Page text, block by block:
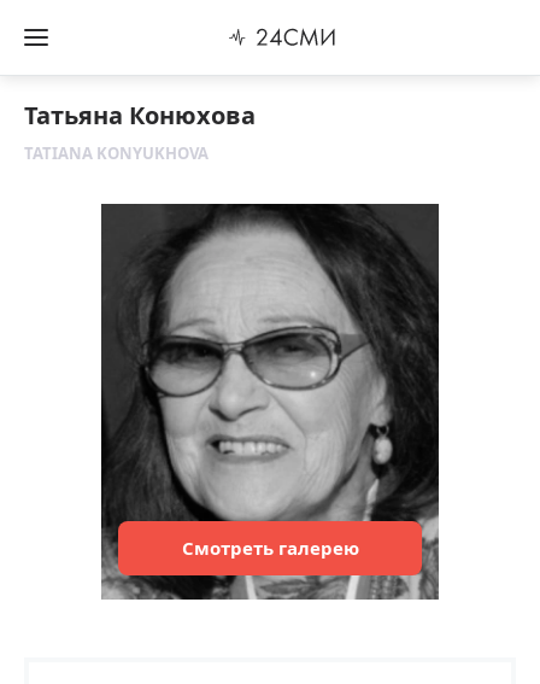
Татьяна Конюхова
TATIANA KONYUKHOVA
Смотреть галерею